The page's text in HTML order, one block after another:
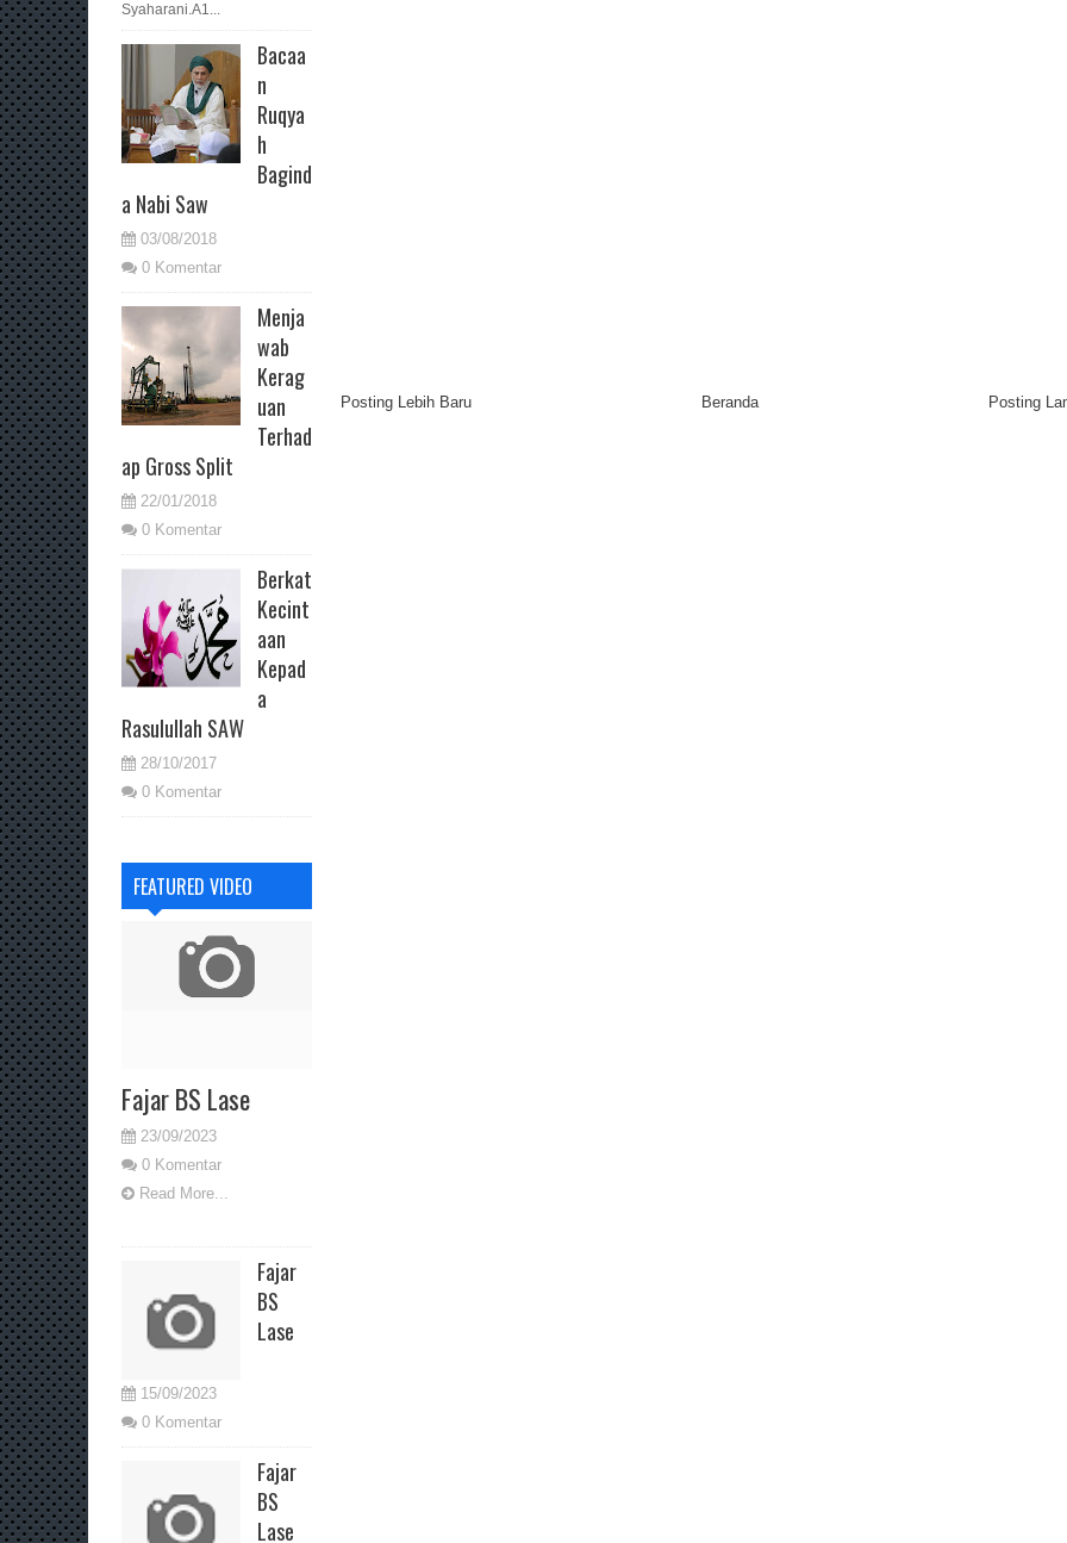
Syaharani.A1...
Bacaa
n
Ruqya
h
Bagind
a Nabi Saw
03/08/2018
0 Komentar
Menja
wab
Kerag
uan
Terhad
ap Gross Split
22/01/2018
0 Komentar
Berkat
Kecint
aan
Kepad
a
Rasulullah SAW
28/10/2017
0 Komentar
FEATURED VIDEO
Fajar BS Lase
23/09/2023
0 Komentar
Read More...
Fajar
BS
Lase
15/09/2023
0 Komentar
Fajar
BS
Lase
Posting Lebih Baru Posting
Beranda